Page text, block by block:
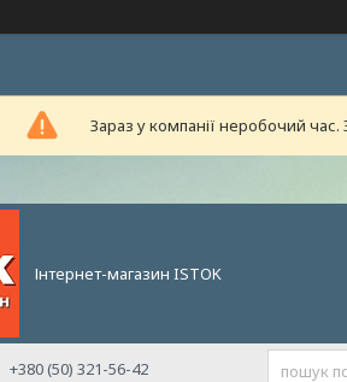
Зараз у компанії неробочий
Інтернет-магазин ISTOK
+380 (50) 321-56-42